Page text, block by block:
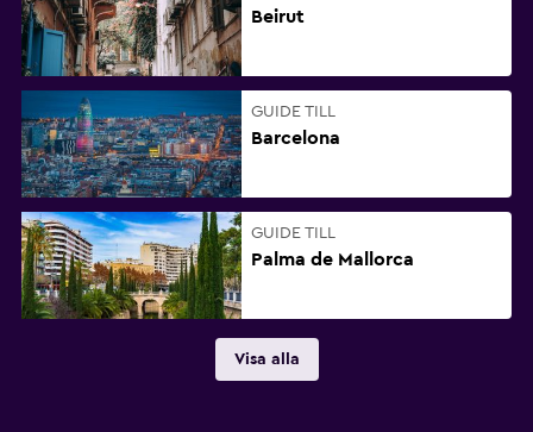
Beirut
GUIDE TILL
Barcelona
GUIDE TILL
Palma de Mallorca
Visa alla